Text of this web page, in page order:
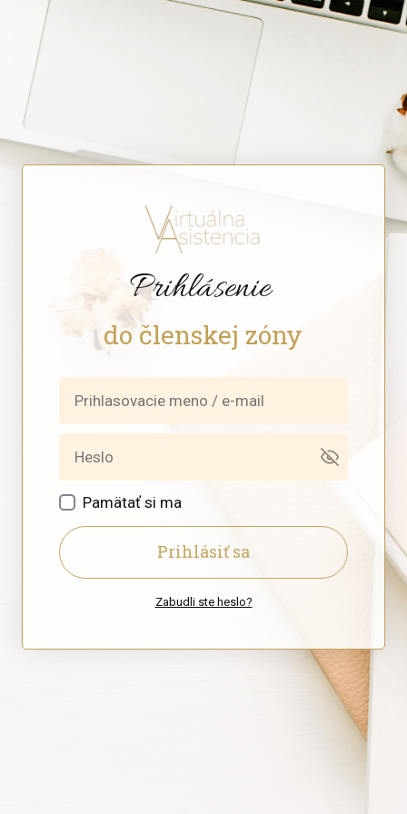
Prihlásenie
do členskej zóny
Pamätať si ma
Prihlásiť sa
Zabudli ste heslo?